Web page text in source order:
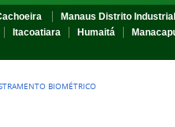
Manaus Distrito Industrial
Itacoatiara Humaitá
BIOMÉTRICO